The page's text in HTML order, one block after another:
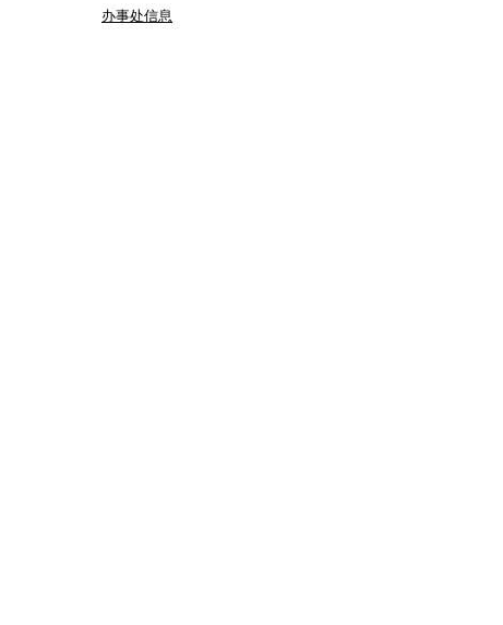
办事处信息